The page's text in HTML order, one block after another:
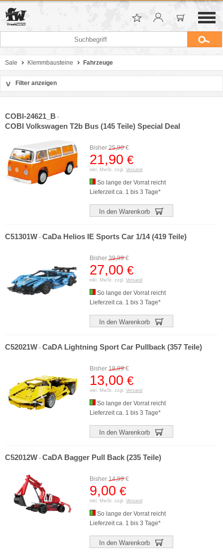
Sale Klemmbausteine Fahrzeuge
> Filter anzeigen
Preis
COBI-24621_B -
COBI Volkswagen T2b Bus (145 Teile) Special Deal
Bisher 25,90€
21,90 €
inkl. MwSt. zzgl. Versand
So lange der Vorrat reicht
Lieferzeit ca. 1 bis 3 Tage*
In den Warenkorb
C51301W - CaDa Helios IE Sports Car 1/14 (419 Teile)
Bisher 39,99€
27,00 €
inkl. MwSt. zzgl. Versand
So lange der Vorrat reicht
Lieferzeit ca. 1 bis 3 Tage*
In den Warenkorb
C52021W - CaDA Lightning Sport Car Pullback (357 Teile)
Bisher 18,99€
13,00 €
inkl. MwSt. zzgl. Versand
So lange der Vorrat reicht
Lieferzeit ca. 1 bis 3 Tage*
In den Warenkorb
C52012W - CaDA Bagger Pull Back (235 Teile)
Bisher 14,99€
9,00 €
inkl. MwSt. zzgl. Versand
So lange der Vorrat reicht
Lieferzeit ca. 1 bis 3 Tage*
In den Warenkorb